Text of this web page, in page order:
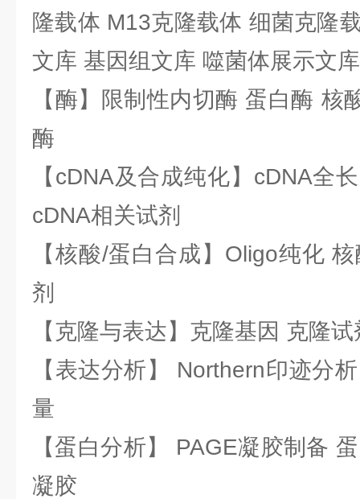
隆载体 M13克隆载体 细菌克隆
文库 基因组文库 噬菌体展示文库
【酶】限制性内切酶 蛋白酶 核
酶
【cDNA及合成纯化】cDNA全
cDNA相关试剂
【核酸/蛋白合成】Oligo纯化
剂
【克隆与表达】克隆基因 克隆
【表达分析】 Northern印迹分
量
【蛋白分析】 PAGE凝胶制备
凝胶